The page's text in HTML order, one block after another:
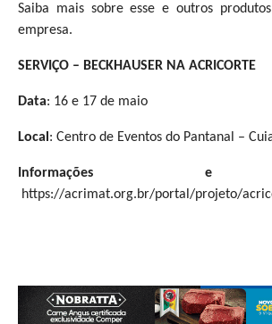
Saiba mais sobre esse e outros
empresa.
SERVIÇO – BECKHAUSER NA ACRICORTE
Data: 16 e 17 de maio
Local : Centro de Eventos do Pantanal –
Informações e
https://acrimat.org.br/portal/projeto/